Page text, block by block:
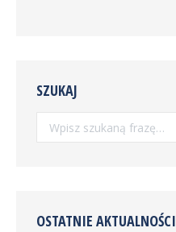
SZUKAJ
OSTATNIE AKTUALNOŚCI